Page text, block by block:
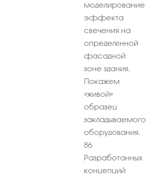
моделирование
эффекта
свечения на
определённой
фасадной
зоне здания.
Покажем
«живой»
образец
закладываемого
оборудования.
86
Разработанных
концепций